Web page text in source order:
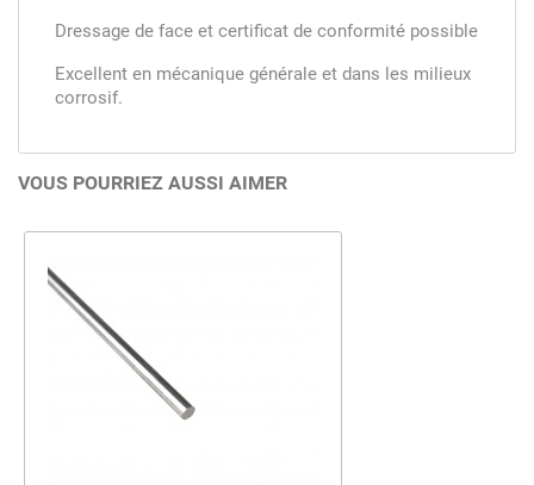
Dressage de face et certificat de conformité possible
Excellent en mécanique générale et dans les milieux
corrosif.
VOUS POURRIEZ AUSSI AIMER